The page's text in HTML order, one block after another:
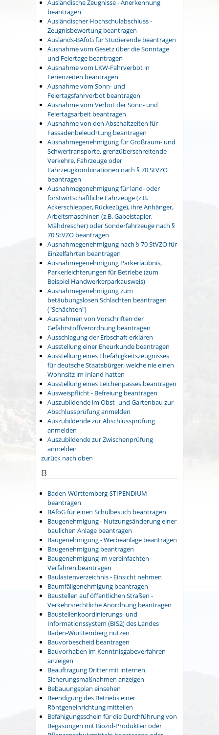
Ausländische Zeugnisse - Anerkennung
beantragen
Ausländischer Hochschulabschluss -
Zeugnisbewertung beantragen
Auslands-BAföG für Studierende beantragen
Ausnahme vom Gesetz über die Sonntage
und Feiertage beantragen
Ausnahme vom LKW-Fahrverbot in
Ferienzeiten beantragen
Ausnahme vom Sonn- und
Feiertagsfahrverbot beantragen
Ausnahme vom Verbot der Sonn- und
Feiertagsarbeit beantragen
Ausnahme von den Abschaltzeiten für
Fassadenbeleuchtung beantragen
Ausnahmegenehmigung für Großraum- und
Schwertransporte, grenzüberschreitende
Verkehre, Fahrzeuge oder
Fahrzeugkombinationen nach § 70 StVZO
beantragen
Ausnahmegenehmigung für land- oder
forstwirtschaftliche Fahrzeuge (z.B.
Ackerschlepper, Rückezüge), ihre Anhänger,
Arbeitsmaschinen (z.B. Gabelstapler,
Mähdrescher) oder Sonderfahrzeuge nach §
70 StVZO beantragen
Ausnahmegenehmigung nach § 70 StVZO für
Einzelfahrten beantragen
Ausnahmegenehmigung Parkerlaubnis,
Parkerleichterungen für Betriebe (zum
Beispiel Handwerkerparkausweis)
Ausnahmegenehmigung zum
betäubungslosen Schlachten beantragen
("Schächten")
Ausnahmen von Vorschriften der
Gefahrstoffverordnung beantragen
Ausschlagung der Erbschaft erklären
Ausstellung einer Eheurkunde beantragen
Ausstellung eines Ehefähigkeitszeugnisses
für deutsche Staatsbürger, welche nie einen
Wohnsitz im Inland hatten
Ausstellung eines Leichenpasses beantragen
Ausweispflicht - Befreiung beantragen
Auszubildende im Obst- und Gartenbau zur
Abschlussprüfung anmelden
Auszubildende zur Abschlussprüfung
anmelden
Auszubildende zur Zwischenprüfung
anmelden
zurück nach oben
B
Baden-Württemberg-STIPENDIUM
beantragen
BAföG für einen Schulbesuch beantragen
Baugenehmigung - Nutzungsänderung einer
baulichen Anlage beantragen
Baugenehmigung - Werbeanlage beantragen
Baugenehmigung beantragen
Baugenehmigung im vereinfachten
Verfahren beantragen
Baulastenverzeichnis - Einsicht nehmen
Baumfällgenehmigung beantragen
Baustellen auf öffentlichen Straßen -
Verkehrsrechtliche Anordnung beantragen
Baustellenkoordinierungs- und
Informationssystem (BIS2) des Landes
Baden-Württemberg nutzen
Bauvorbescheid beantragen
Bauvorhaben im Kenntnisgabeverfahren
anzeigen
Beauftragung Dritter mit internen
Sicherungsmaßnahmen anzeigen
Bebauungsplan einsehen
Beendigung des Betriebs einer
Röntgeneinrichtung mitteilen
Befähigungsschein für die Durchführung von
Begasungen mit Biozid-Produkten oder